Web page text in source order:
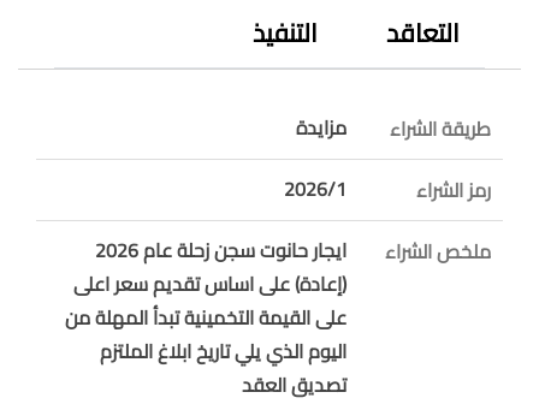
التعاقد
التنفيذ
طريقة الشراء
مزايدة
رمز الشراء
2026/1
ملخص الشراء
ايجار حانوت سجن زحلة عام 2026
(إعادة) على اساس تقديم سعر اعلى
على القيمة التخمينية تبدأ المهلة من
اليوم الذي يلي تاريخ ابلاغ الملتزم
تصديق العقد